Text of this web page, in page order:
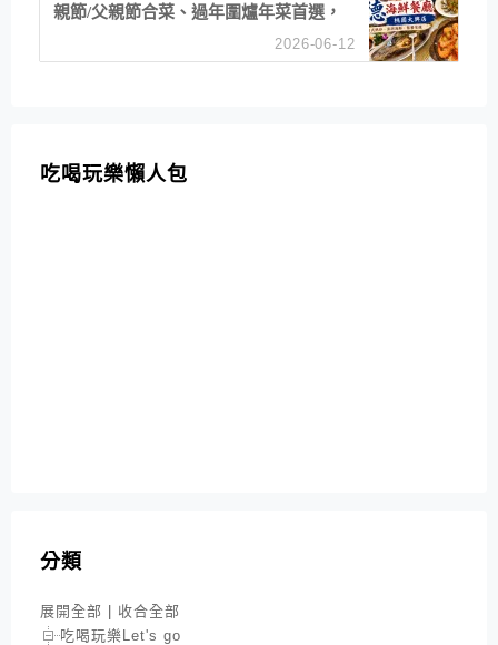
親節/父親節合菜、過年圍爐年菜首選，
2026-06-12
吃喝玩樂懶人包
分類
展開全部 | 收合全部
吃喝玩樂Let's go